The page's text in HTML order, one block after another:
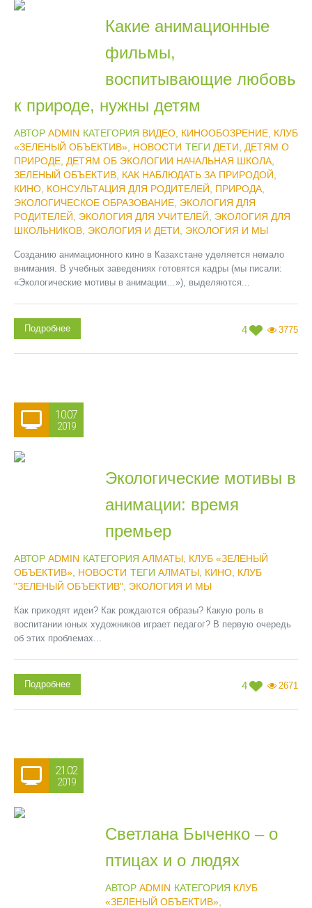
Какие анимационные
фильмы,
воспитывающие любовь
к природе, нужны детям
АВТОР ADMIN КАТЕГОРИЯ ВИДЕО КИНООБОЗРЕНИЕ КЛУБ
«ЗЕЛЕНЫЙ ОБЪЕКТИВ» НОВОСТИ ТЕГИ ДЕТИ
ДЕТЯМ О
ПРИРОДЕ ДЕТЯМ ОБ ЭКОЛОГИИ НАЧАЛЬНАЯ ШКОЛА
ЗЕЛЕНЫЙ ОБЪЕКТИВ КАК НАБЛЮДАТЬ ЗА ПРИРОДОЙ
КИНО КОНСУЛЬТАЦИЯ ДЛЯ РОДИТЕЛЕЙ ПРИРОДА
ЭКОЛОГИЧЕСКОЕ ОБРАЗОВАНИЕ ЭКОЛОГИЯ ДЛЯ
РОДИТЕЛЕЙ
ЭКОЛОГИЯ ДЛЯ УЧИТЕЛЕЙ
ЭКОЛОГИЯ ДЛЯ
ШКОЛЬНИКОВ ЭКОЛОГИЯ И ДЕТИ ЭКОЛОГИЯ И МЫ
Созданию анимационного кино в Казахстане уделяется немало
внимания. В учебных заведениях готовятся кадры (мы писали:
«Экологические мотивы в анимации…»), выделяются...
4 3775
Подробнее
10.07
2019
Экологические мотивы в
анимации: время
премьер
АВТОР ADMIN КАТЕГОРИЯ АЛМАТЫ КЛУБ «ЗЕЛЕНЫЙ
ОБЪЕКТИВ» НОВОСТИ ТЕГИ АЛМАТЫ КИНО КЛУБ
"ЗЕЛЕНЫЙ ОБЪЕКТИВ" ЭКОЛОГИЯ И МЫ
Как приходят идеи? Как рождаются образы? Какую роль в
воспитании юных художников играет педагог? В первую очередь
об этих проблемах...
4 2671
Подробнее
21.02
2019
Светлана Быченко – о
птицах и о людях
АВТОР ADMIN КАТЕГОРИЯ КЛУБ
«ЗЕЛЕНЫЙ ОБЪЕКТИВ»,